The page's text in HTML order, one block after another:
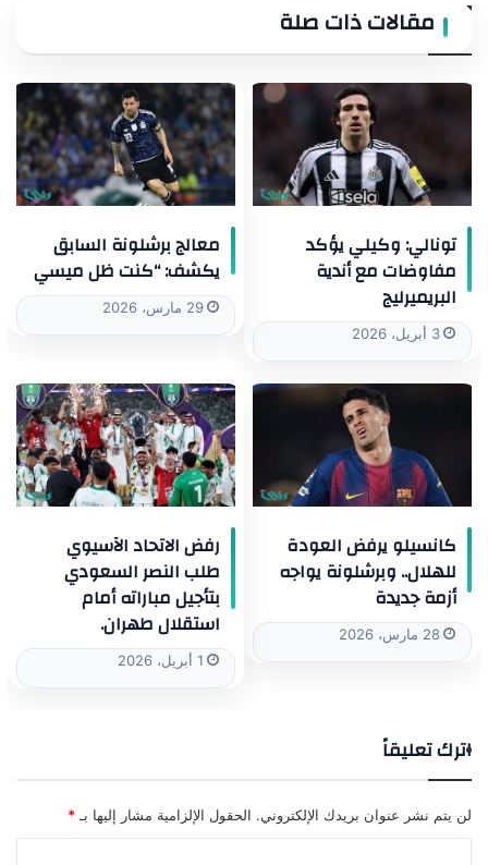
مقالات ذات صلة
تونالي: وكيلي يؤكد
مفاوضات مع أندية
البريميرليج
3 أبريل، 2026
معالج برشلونة السابق
يكشف: “كنت ظل ميسي
29 مارس، 2026
كانسيلو يرفض العودة
للهلال.. وبرشلونة يواجه
أزمة جديدة
28 مارس، 2026
رفض الاتحاد الآسيوي
طلب النصر السعودي
بتأجيل مباراته أمام
استقلال طهران.
1 أبريل، 2026
اترك تعليقاً
لن يتم نشر عنوان بريدك الإلكتروني. الحقول الإلزامية مشار إليها بـ *